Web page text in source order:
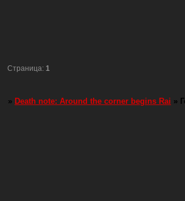
Страница:1
» Death note: Around the corner begins Rai »